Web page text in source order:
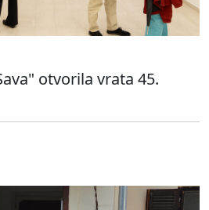
otvorila vrata 45.